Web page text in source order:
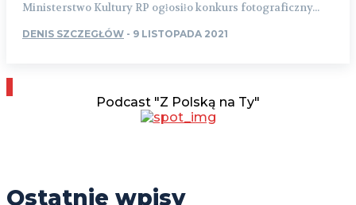
Ministerstwo Kultury RP ogłosiło konkurs fotograficzny...
DENIS SZCZEGŁÓW - 9 LISTOPADA 2021
Podcast "Z Polską na Ty"
Ostatnie wpisy